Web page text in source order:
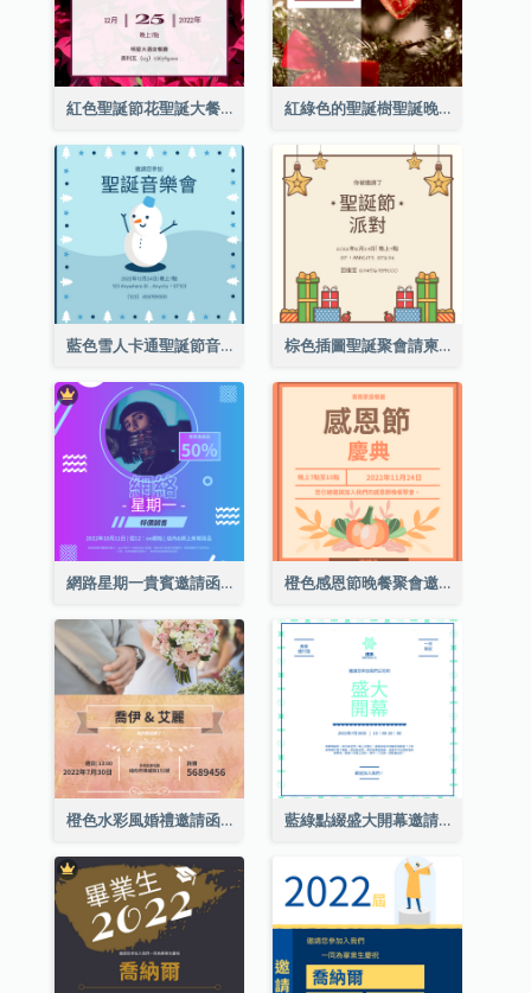
紅色聖誕節花聖誕大餐請柬 紅綠色的聖誕樹聖誕晚會邀請函
藍色雪人卡通聖誕節音樂會邀請 棕色插圖聖誕聚會請柬
網路星期一貴賓邀請函 橙色感恩節晚餐聚會邀請函
橙色水彩風婚禮邀請函 藍綠點綴盛大開幕邀請函